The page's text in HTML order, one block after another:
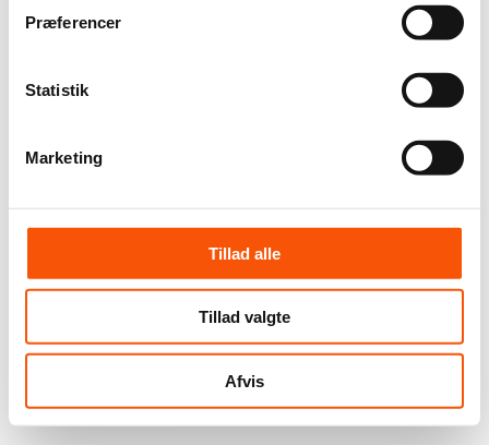
Præferencer
Statistik
Marketing
Tillad alle
Tillad valgte
Afvis